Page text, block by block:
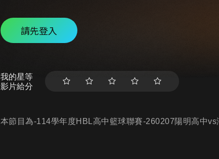
請先登入
我的星等
影片給分
本節目為-114學年度HBL高中籃球聯賽-260207陽明高中